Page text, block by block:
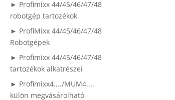
► Profimixx 44/45/46/47/48
robotgép tartozékok
► ProfiMixx 44/45/46/47/48
Robotgépek
► Profimixx 44/45/46/47/48
tartozékok alkatrészei
► Profimixx4..../MUM4....
külön megvásárolható